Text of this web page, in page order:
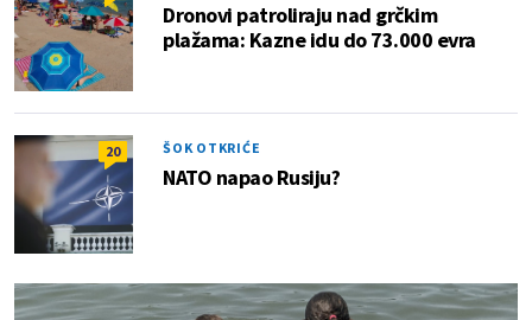
Dronovi patroliraju nad grčkim
plažama: Kazne idu do 73.000 evra
20 ŠOK OTKRIĆE
NATO napao Rusiju?